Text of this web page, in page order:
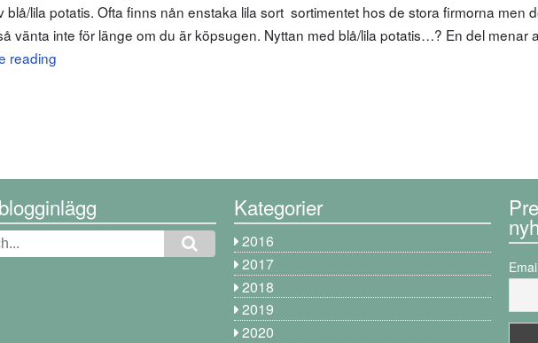
blå/lila potatis. Ofta finns nån enstaka lila sort sortimentet hos de stora firmorna men
vänta inte för länge om du är köpsugen. Nyttan med blå/lila potatis…? En del menar
reading
Kategorier
2016
2017
2018
2019
2020
Email